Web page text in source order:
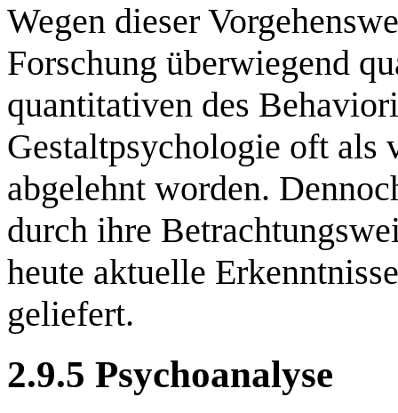
Wegen dieser
Forschung überwiegend
quantitativen des
Gestaltpsychologie oft als
abgelehnt worden.
durch ihre
heute aktuelle
geliefert.
2.9.5 Psychoanalyse